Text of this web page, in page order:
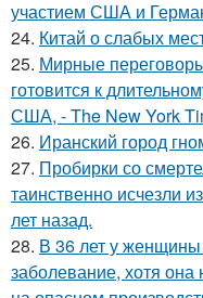
участием США и
24. Китай о слабых
25. Мирные
готовится к
США, - The New York
26. Иранский город
27. Пробирки со
таинственно исчезли
лет назад.
28. В 36 лет у женщины
заболевание, хотя она